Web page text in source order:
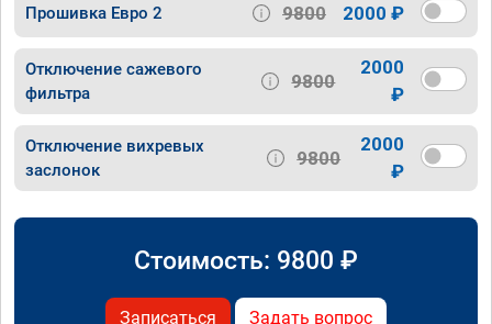
Прошивка Евро 2 9800 2000 ₽
Отключение сажевого
фильтра
9800
2000
₽
Отключение вихревых
заслонок
9800
2000
₽
Стоимость: 9800 ₽
Записаться Задать вопрос